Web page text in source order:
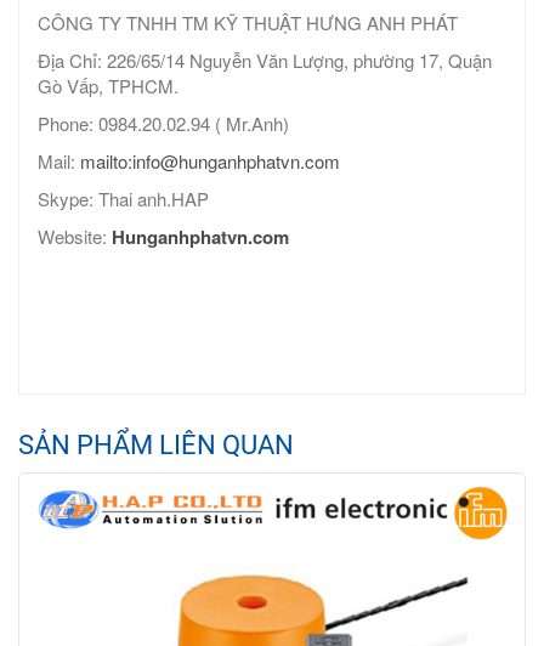
CÔNG TY TNHH TM KỸ THUẬT HƯNG ANH PHÁT
Địa Chỉ: 226/65/14 Nguyễn Văn Lượng, phường 17, Quận
Gò Vấp, TPHCM.
Phone: 0984.20.02.94 ( Mr.Anh)
Mail: mailto:info@hunganhphatvn.com
Skype: Thai anh.HAP
Website: Hunganhphatvn.com
SẢN PHẨM LIÊN QUAN